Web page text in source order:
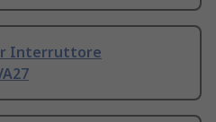
Interruttore